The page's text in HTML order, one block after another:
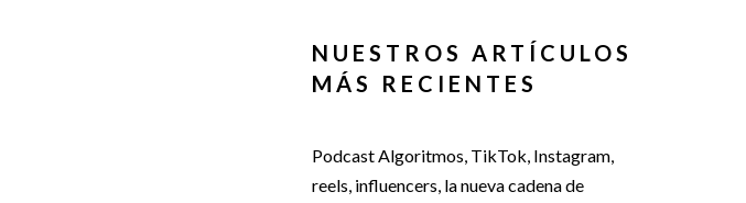
NUESTROS ARTÍCULOS
MÁS RECIENTES
Podcast Algoritmos, TikTok, Instagram,
reels, influencers, la nueva cadena de